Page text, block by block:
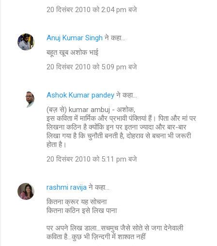
20 दिसंबर 2010 को 2:04 pm बजे
Anuj Kumar Singh ने कहा…
बहूत खूब अशोक भाई
20 दिसंबर 2010 को 5:09 pm बजे
Ashok Kumar pandey ने कहा…
(बज़ से) kumar ambuj - अशोक,
इस कविता में मार्मिक और प्रभावी पंक्तियां हैं। पिता और मां पर
लिखना कठिन है क्‍योंकि इन पर इतना ज्‍यादा और बार-बार
लिखा गया है कि चुनौती बनती है, दोहराव से बचना भी जरूरी
होता है।
20 दिसंबर 2010 को 5:11 pm बजे
rashmi ravija ने कहा…
कितना क्रूर यह सोचना
कितना कठिन इसे लिख पाना
पर अपने लिख डाला...सचमुच जैसे सोते से जगा देनेवाली
कविता है...कुछ भी ज़िन्दगी में शाश्वत नहीं